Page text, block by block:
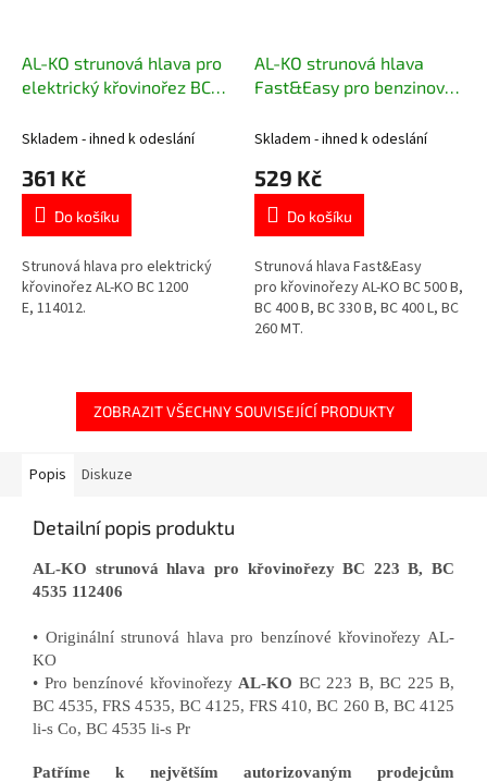
AL-KO strunová hlava pro
elektrický křovinořez BC
Skladem - ihned k odeslání
361 Kč
Do košíku
Strunová hlava pro elektrický
křovinořez AL-KO BC 1200
E, 114012.
AL-KO strunová hlava
Fast&Easy pro benzinový
Skladem - ihned k odeslání
529 Kč
Do košíku
Strunová hlava Fast&Easy
pro křovinořezy AL-KO BC 500 B,
BC 400 B, BC 330 B, BC 400 L, BC
260 MT.
ZOBRAZIT VŠECHNY SOUVISEJÍCÍ PRODUKTY
Popis Diskuze
Detailní popis produktu
AL-KO strunová hlava pro křovinořezy BC 223 B, BC
4535 112406
• Originální strunová hlava pro benzínové křovinořezy AL-
KO
• Pro benzínové křovinořezy AL-KO BC 223 B, BC 225 B,
BC 4535, FRS 4535, BC 4125, FRS 410, BC 260 B, BC 4125
li-s Co, BC 4535 li-s Pr
Patříme k největším autorizovaným prodejcům